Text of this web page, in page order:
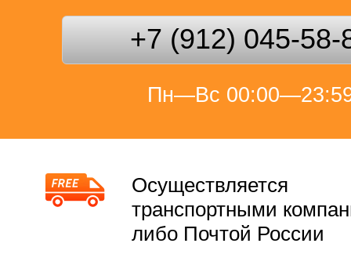
+7 (912) 045-58-
Пн—Вс
Осуществляется
транспортными
либо Почтой России